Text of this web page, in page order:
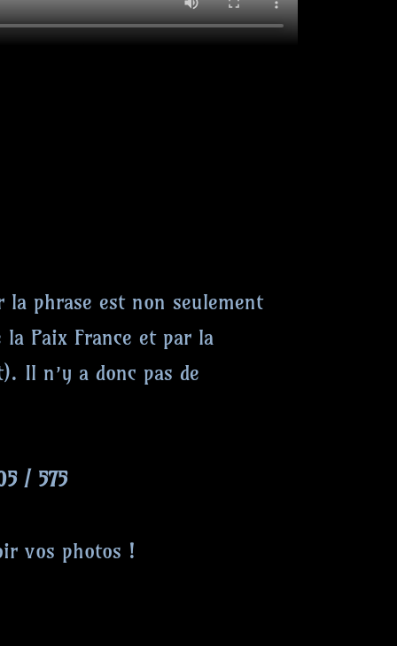
phrase est non seulement
la Paix France et par la
Il n’y a donc pas de
575
vos photos !